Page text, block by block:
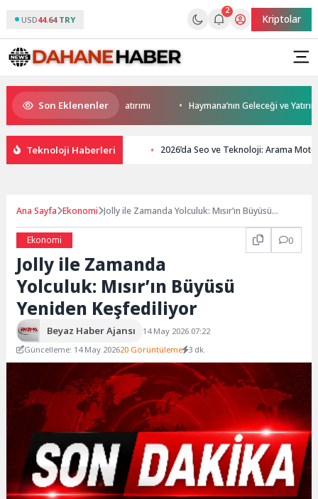
USD44.64 TRY
2
Kriptolar
Son Eklenenler
modern ulaşım yatırımı Haymana’nın Geleceği ve Yatırım
Teknoloji Haberleri 2026’da Seo ve Teknoloji: Arama
Ana Sayfa Ekonomi Jolly ile Zamanda Yolculuk: Mısır’ın Büyüsü
Ekonomi
0
Jolly ile Zamanda
Yolculuk: Mısır’ın Büyüsü
Yeniden Keşfediliyor
Beyaz Haber Ajansı
14 May 2026 07:22
Güncelleme: 14 May 202620 Görüntüleme 3 dk.